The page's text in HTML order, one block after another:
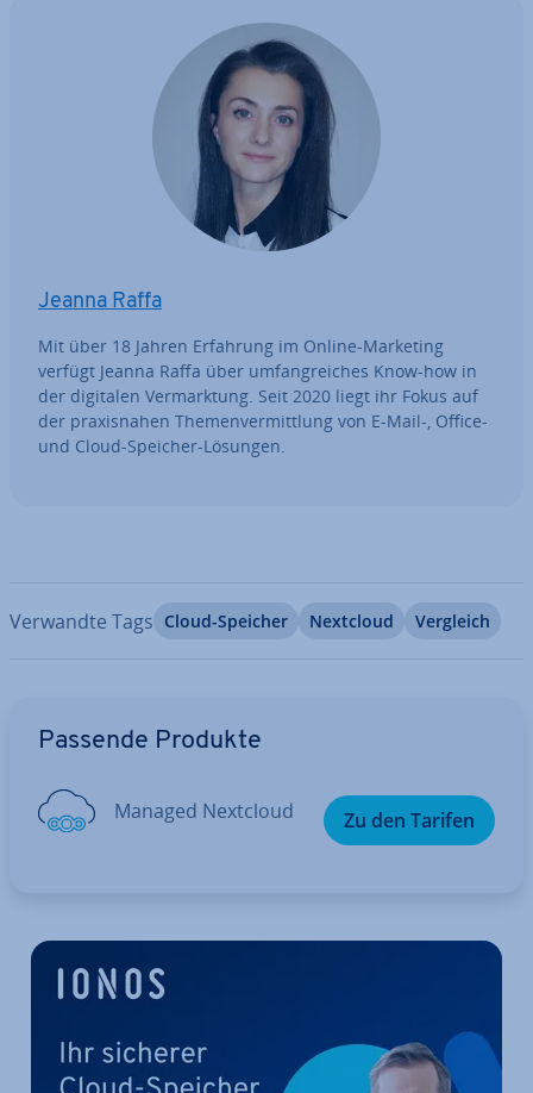
Jeanna Raffa
Mit über 18 Jahren Erfahrung im Online-Marketing
verfügt Jeanna Raffa über um­fang­rei­ches Know-how in
der digitalen Ver­mark­tung. Seit 2020 liegt ihr Fokus auf
der pra­xis­na­hen The­men­ver­mitt­lung von E-Mail-, Office-
und Cloud-Speicher-Lösungen.
Verwandte Tags Cloud-Speicher Nextcloud Vergleich
Passende Produkte
Managed Nextcloud Zu den Tarifen